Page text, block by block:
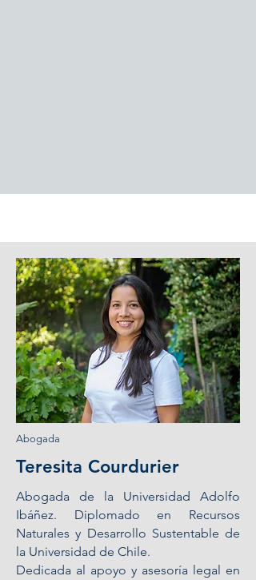
Abogada
Teresita Courdurier
Abogada de la Universidad Adolfo
Ibáñez. Diplomado en Recursos
Naturales y Desarrollo Sustentable de
la Universidad de Chile.
Dedicada al apoyo y asesoría legal en